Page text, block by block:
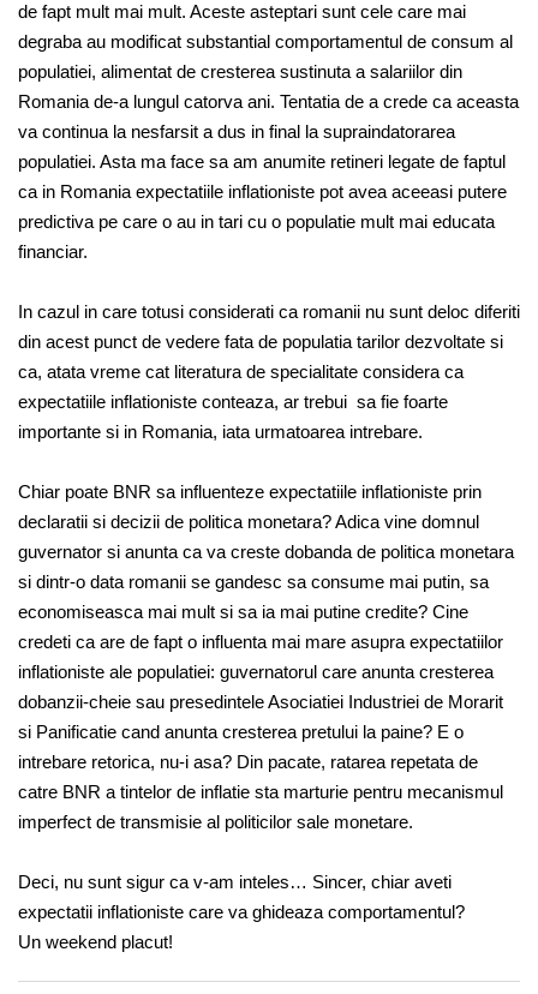
de fapt mult mai mult. Aceste asteptari sunt cele care mai
degraba au modificat substantial comportamentul de consum al
populatiei, alimentat de cresterea sustinuta a salariilor din
Romania de-a lungul catorva ani. Tentatia de a crede ca aceasta
va continua la nesfarsit a dus in final la supraindatorarea
populatiei. Asta ma face sa am anumite retineri legate de faptul
ca in Romania expectatiile inflationiste pot avea aceeasi putere
predictiva pe care o au in tari cu o populatie mult mai educata
financiar.
In cazul in care totusi considerati ca romanii nu sunt deloc diferiti
din acest punct de vedere fata de populatia tarilor dezvoltate si
ca, atata vreme cat literatura de specialitate considera ca
expectatiile inflationiste conteaza, ar trebui sa fie foarte
importante si in Romania, iata urmatoarea intrebare.
Chiar poate BNR sa influenteze expectatiile inflationiste prin
declaratii si decizii de politica monetara? Adica vine domnul
guvernator si anunta ca va creste dobanda de politica monetara
si dintr-o data romanii se gandesc sa consume mai putin, sa
economiseasca mai mult si sa ia mai putine credite? Cine
credeti ca are de fapt o influenta mai mare asupra expectatiilor
inflationiste ale populatiei: guvernatorul care anunta cresterea
dobanzii-cheie sau presedintele Asociatiei Industriei de Morarit
si Panificatie cand anunta cresterea pretului la paine? E o
intrebare retorica, nu-i asa? Din pacate, ratarea repetata de
catre BNR a tintelor de inflatie sta marturie pentru mecanismul
imperfect de transmisie al politicilor sale monetare.
Deci, nu sunt sigur ca v-am inteles… Sincer, chiar aveti
expectatii inflationiste care va ghideaza comportamentul?
Un weekend placut!